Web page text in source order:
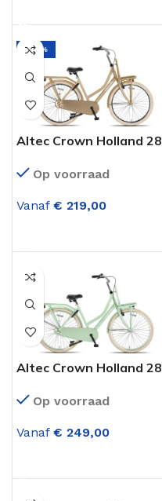
-27%
Altec Crown Holland 28
Dame Gold
Op voorraad
Vanaf € 219,00
Altec Crown Holland 28
Dame Mint Groen
Op voorraad
Vanaf € 249,00